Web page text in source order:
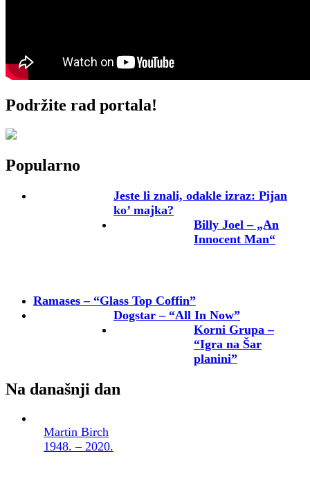
Podržite rad portala!
Popularno
Jeste li znali, odakle izraz: Pijan
ko’ majka?
Billy Joel – „An
Innocent Man“
Ramases – “Glass Top Coffin”
Dogstar – “All In Now”
Korni Grupa –
“Igra na Šar
planini”
Na današnji dan
Martin Birch
1948. – 2020.